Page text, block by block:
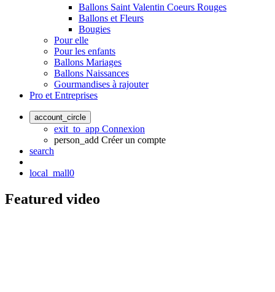
Ballons Saint Valentin Coeurs Rouges
Ballons et Fleurs
Bougies
Pour elle
Pour les enfants
Ballons Mariages
Ballons Naissances
Gourmandises à rajouter
Pro et Entreprises
account_circle
exit_to_app Connexion
person_add Créer un compte
search
local_mall0
Featured video